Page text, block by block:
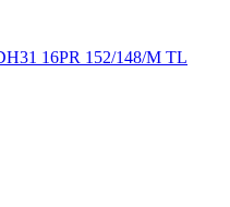
16PR 152/148/M TL